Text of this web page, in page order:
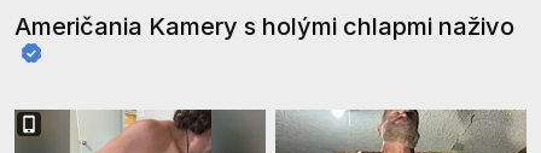
Američania Kamery s holými chlapmi naživo